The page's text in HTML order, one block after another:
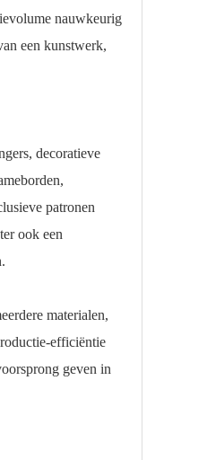
nauwkeurig
een kunstwerk,
decoratieve
patronen
ook een
materialen,
efficiëntie
geven in